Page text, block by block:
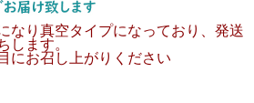
なり真空タイプになっており、発送
します。
にお召し上がりください